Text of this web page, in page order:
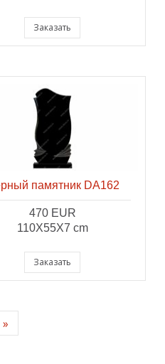
Заказать
памятник DA162
470 EUR
110X55X7 cm
Заказать
»